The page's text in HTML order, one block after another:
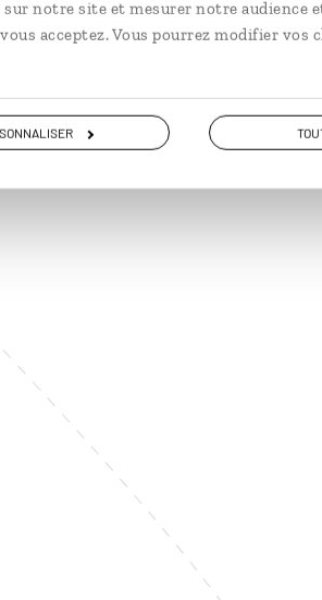
notre site et mesurer notre audience
acceptez. Vous pourrez modifier vos